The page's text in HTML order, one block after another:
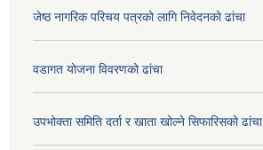
जेष्ठ नागरिक परिचय पत्रको लागि निवेदनको ढांचा
वडागत योजना विवरणको ढांचा
उपभोक्ता समिति दर्ता र खाता खोल्ने सिफारिसको ढांचा